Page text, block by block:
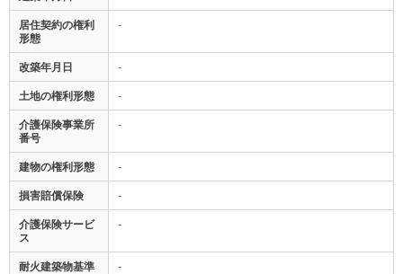
居住契約の権利
形態
-
改築年月日 -
土地の権利形態 -
介護保険事業所
番号
-
建物の権利形態 -
損害賠償保険 -
介護保険サービ
ス
-
耐火建築物基準 -